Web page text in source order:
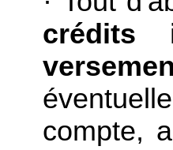
crédits
compte,